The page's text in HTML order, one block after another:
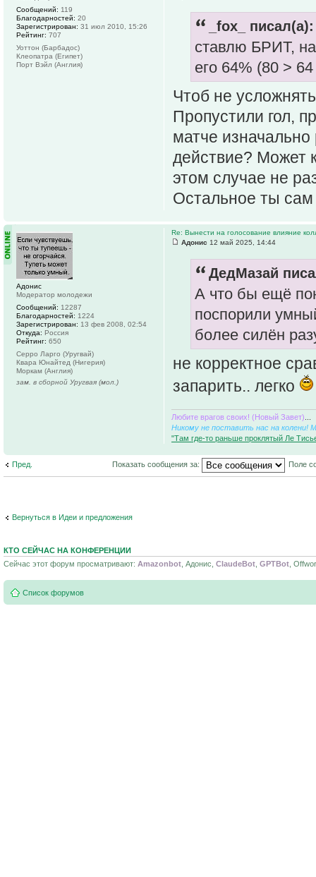
_fox_ писал(а):
ставлю БРИТ,
его 64% (80 >
Чтоб не
Пропустили гол,
матче
действие? Может
этом случае не
Остальное ты сам
Сообщений: 119
Благодарностей: 20
Зарегистрирован: 31 июл 2010, 15:26
Рейтинг: 707
Уоттон (Барбадос)
Клеопатра (Египет)
Порт Вэйл (Англия)
Re: Вынести на голосование влияние
Адонис 12 май 2025, 14:44
ДедМазай
А что бы ещё
поспорили
более силён
не корректное
запарить.. легко
Любите врагов своих! (Новый Завет)
Никому не поставить нас на колени!
"Там где-то раньше проклятый Ле
Адонис
Модератор молодежи
Сообщений: 12287
Благодарностей: 1224
Зарегистрирован: 13 фев 2008, 02:54
Откуда: Россия
Рейтинг: 650
Серро Ларго (Уругвай)
Квара Юнайтед (Нигерия)
Моркам (Англия)
зам. в сборной Уругвая (мол.)
Пред. Показать сообщения за: Поле
Вернуться в Идеи и предложения
КТО СЕЙЧАС НА КОНФЕРЕНЦИИ
Сейчас этот форум просматривают: Amazonbot , Адонис, ClaudeBot GPTBot ,
Список форумов